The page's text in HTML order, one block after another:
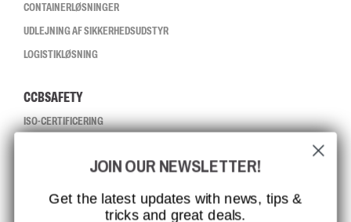
CONTAINERLØSNINGER
UDLEJNING AF SIKKERHEDSUDSTYR
LOGISTIKLØSNING
CCBSAFETY
ISO-CERTIFICERING
MISSION, VISION OG VÆRDIER
KONTAKT
JOB HOS CCBSAFETY
JOIN OUR NEWSLETTER!
Get the latest updates with news, tips &
tricks and great deals.